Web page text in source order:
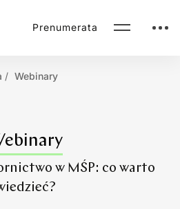
Prenumerata
Webinary
w MŚP: co warto